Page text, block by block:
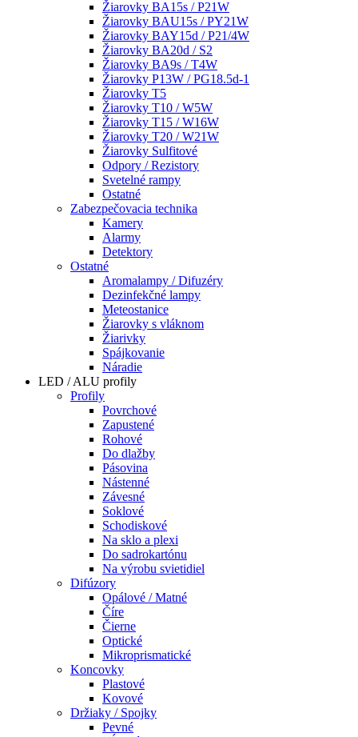
Žiarovky BA15s / P21W
Žiarovky BAU15s / PY21W
Žiarovky BAY15d / P21/4W
Žiarovky BA20d / S2
Žiarovky BA9s / T4W
Žiarovky P13W / PG18.5d-1
Žiarovky T5
Žiarovky T10 / W5W
Žiarovky T15 / W16W
Žiarovky T20 / W21W
Žiarovky Sulfitové
Odpory / Rezistory
Svetelné rampy
Ostatné
Zabezpečovacia technika
Kamery
Alarmy
Detektory
Ostatné
Aromalampy / Difuzéry
Dezinfekčné lampy
Meteostanice
Žiarovky s vláknom
Žiarivky
Spájkovanie
Náradie
LED / ALU profily
Profily
Povrchové
Zapustené
Rohové
Do dlažby
Pásovina
Nástenné
Závesné
Soklové
Schodiskové
Na sklo a plexi
Do sadrokartónu
Na výrobu svietidiel
Difúzory
Opálové / Matné
Číre
Čierne
Optické
Mikroprismatické
Koncovky
Plastové
Kovové
Držiaky / Spojky
Pevné